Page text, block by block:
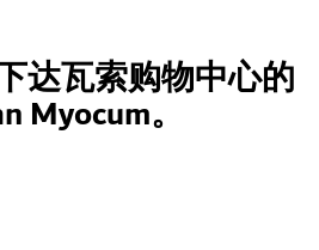
达瓦索购物中心的
。